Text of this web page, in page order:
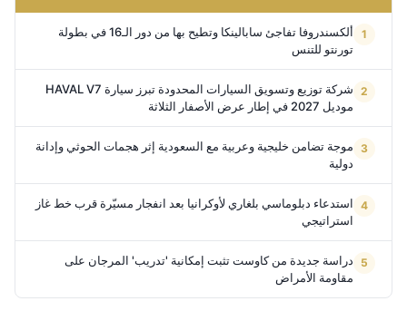
ألكسندروفا تفاجئ سابالينكا وتطيح بها من دور الـ16 في بطولة
تورنتو للتنس
شركة توزيع وتسويق السيارات المحدودة تبرز سيارة HAVAL V7
موديل 2027 في إطار عرض الأصفار الثلاثة
موجة تضامن خليجية وعربية مع السعودية إثر هجمات الحوثي وإدانة
دولية
استدعاء دبلوماسي بلغاري لأوكرانيا بعد انفجار مسيّرة قرب خط غاز
استراتيجي
دراسة جديدة من كاوست تثبت إمكانية 'تدريب' المرجان على
مقاومة الأمراض